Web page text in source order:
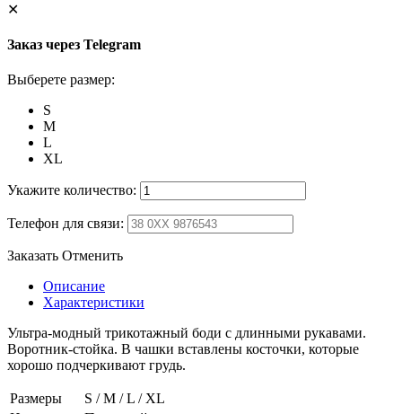
✕
Заказ через Telegram
Выберете размер:
S
M
L
XL
Укажите количество:
Телефон для связи:
Заказать Отменить
Описание
Характеристики
Ультра-модный трикотажный боди с длинными рукавами.
Воротник-стойка. В чашки вставлены косточки, которые
хорошо подчеркивают грудь.
Размеры
S / M / L / XL